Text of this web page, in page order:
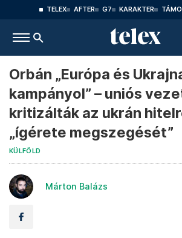
TELEX AFTER G7 KARAKTER
Orbán „Európa és
kampányol” – uniós
kritizálták az ukrán
„ígérete megszegését”
KÜLFÖLD
Márton Balázs